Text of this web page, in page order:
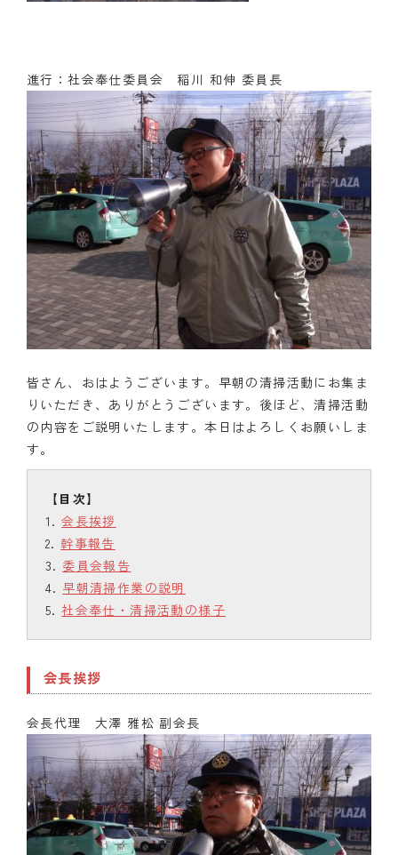
進行：社会奉仕委員会 稲川 和伸 委員長
皆さん、おはようございます。早朝の清掃活動にお集ま
りいただき、ありがとうございます。後ほど、清掃活動
の内容をご説明いたします。本日はよろしくお願いしま
す。
会長挨拶
幹事報告
委員会報告
早朝清掃作業の説明
社会奉仕・清掃活動の様子
会長挨拶
会長代理 大澤 雅松 副会長